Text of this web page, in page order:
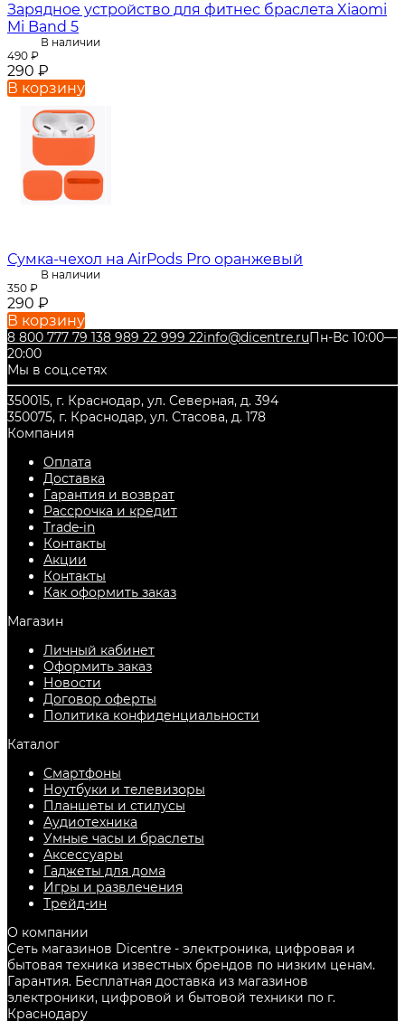
Зарядное устройство для фитнес браслета Xiaomi
Mi Band 5
В наличии
490 ₽
290 ₽
В корзину
Сумка-чехол на AirPods Pro оранжевый
В наличии
350 ₽
290 ₽
В корзину
8 800 777 79 138 989 22 999 22info@dicentre.ruПн-Вс 10:00—
20:00
Мы в соц.сетях
350015, г. Краснодар, ул. Северная, д. 394
350075, г. Краснодар, ул. Стасова, д. 178
Компания
Оплата
Доставка
Гарантия и возврат
Рассрочка и кредит
Trade-in
Контакты
Акции
Контакты
Как оформить заказ
Магазин
Личный кабинет
Оформить заказ
Новости
Договор оферты
Политика конфиденциальности
Каталог
Смартфоны
Ноутбуки и телевизоры
Планшеты и стилусы
Аудиотехника
Умные часы и браслеты
Аксессуары
Гаджеты для дома
Игры и развлечения
Трейд-ин
О компании
Сеть магазинов Dicentre - электроника, цифровая и
бытовая техника известных брендов по низким ценам.
Гарантия. Бесплатная доставка из магазинов
электроники, цифровой и бытовой техники по г.
Краснодару